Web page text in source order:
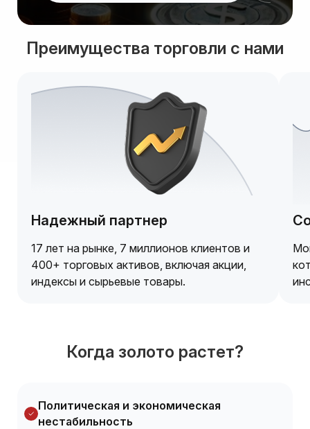
Преимущества торговли с нами
Надежный партнер
17 лет на рынке, 7 миллионов клиентов и
400+ торговых активов, включая акции,
индексы и сырьевые товары.
Когда золото растет?
Политическая и экономическая
нестабильность